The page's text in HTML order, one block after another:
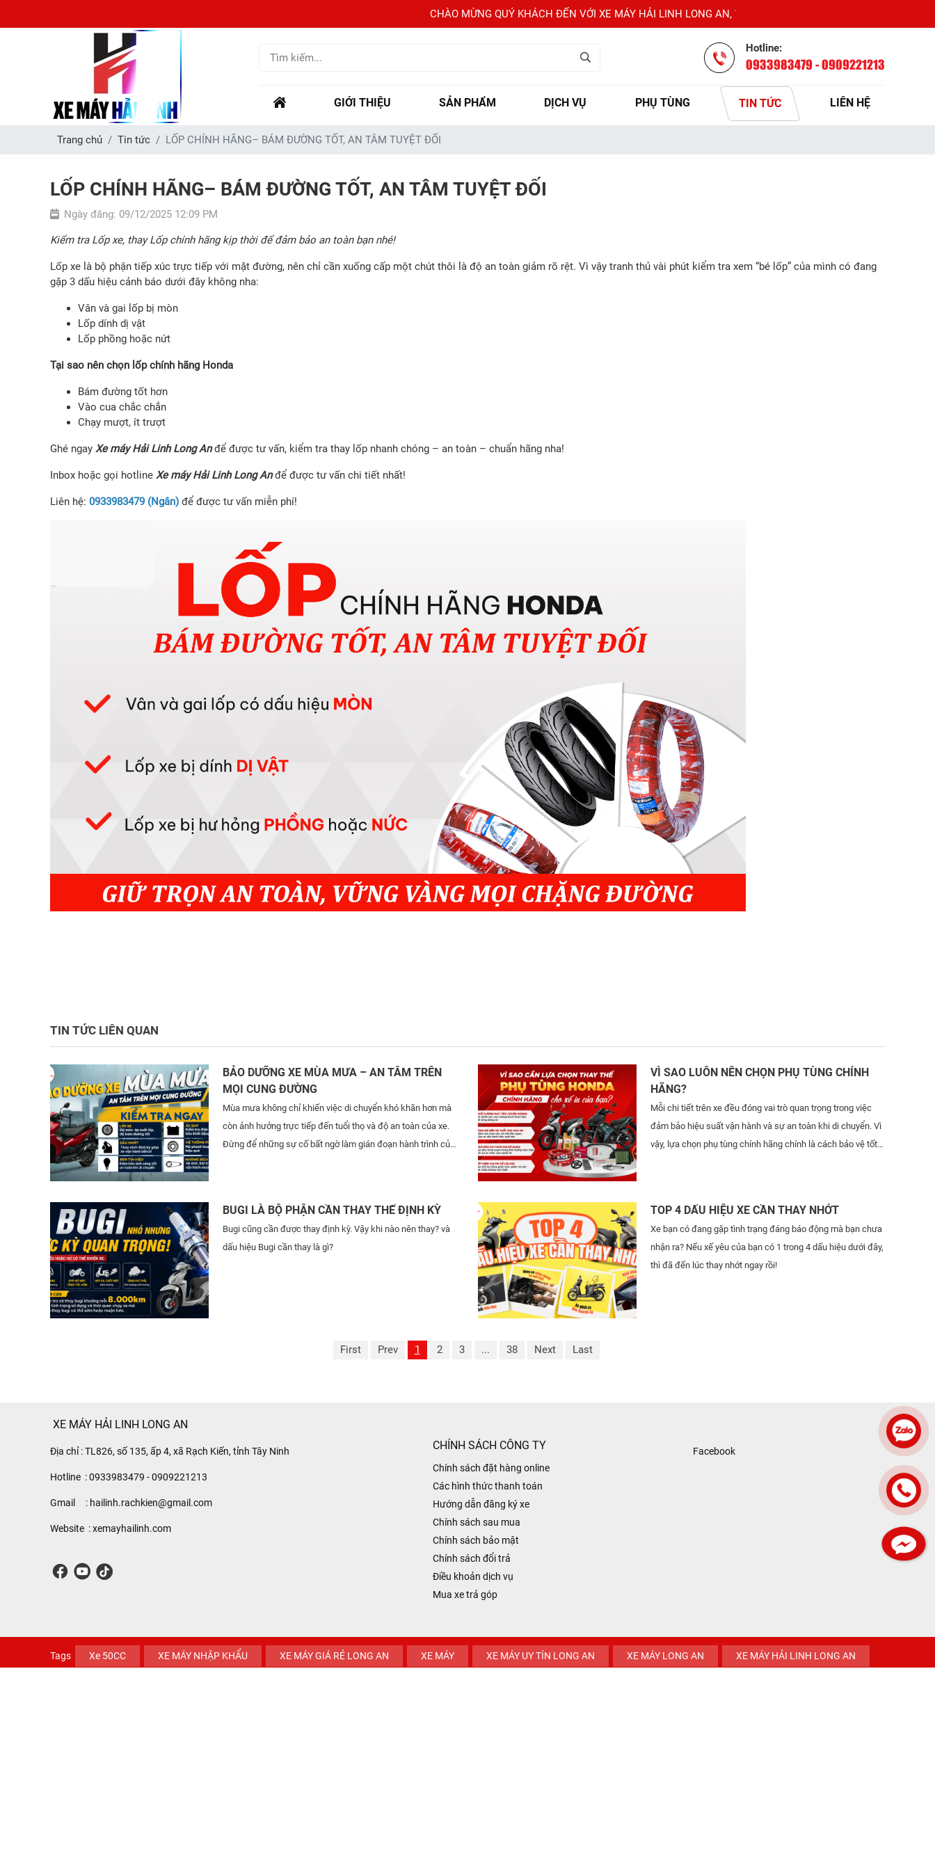
CHÀO MỪNG QUÝ KHÁCH ĐẾN VỚI XE MÁY HẢI LINH LONG AN, VỚI TIÊU CHÍ ĐẶT UY TÍN VÀ CHẤT LƯỢNG
Hotline:
0933983479 - 0909221213
GIỚI THIỆU SẢN PHẨM DỊCH VỤ PHỤ TÙNG TIN TỨC LIÊN HỆ
Trang chủ Tin tức LỐP CHÍNH HÃNG– BÁM ĐƯỜNG TỐT, AN TÂM TUYỆT ĐỐI
LỐP CHÍNH HÃNG– BÁM ĐƯỜNG TỐT, AN TÂM TUYỆT ĐỐI
Ngày đăng: 09/12/2025 12:09 PM
Kiểm tra Lốp xe, thay Lốp chính hãng kịp thời để đảm bảo an toàn bạn nhé!
Lốp xe là bộ phận tiếp xúc trực tiếp với mặt đường, nên chỉ cần xuống cấp một chút thôi là độ an toàn giảm rõ rệt. Vì vậy tranh thủ vài phút kiểm tra xem “bé lốp” của mình có đang
gặp 3 dấu hiệu cảnh báo dưới đây không nha:
Vân và gai lốp bị mòn
Lốp dính dị vật
Lốp phồng hoặc nứt
Tại sao nên chọn lốp chính hãng Honda
Bám đường tốt hơn
Vào cua chắc chắn
Chạy mượt, ít trượt
Ghé ngay Xe máy Hải Linh Long Anđể được tư vấn, kiểm tra thay lốp nhanh chóng – an toàn – chuẩn hãng nha!
Inbox hoặc gọi hotline Xe máy Hải Linh Long Anđể được tư vấn chi tiết nhất!
Liên hệ: 0933983479 (Ngân) để được tư vấn miễn phí!
TIN TỨC LIÊN QUAN
BẢO DƯỠNG XE MÙA MƯA – AN TÂM TRÊN
MỌI CUNG ĐƯỜNG
Mùa mưa không chỉ khiến việc di chuyển khó khăn hơn mà
còn ảnh hưởng trực tiếp đến tuổi thọ và độ an toàn của xe.
Đừng để những sự cố bất ngờ làm gián đoạn hành trình của
VÌ SAO LUÔN NÊN CHỌN PHỤ TÙNG CHÍNH
HÃNG?
Mỗi chi tiết trên xe đều đóng vai trò quan trọng trong việc
đảm bảo hiệu suất vận hành và sự an toàn khi di chuyển. Vì
vậy, lựa chọn phụ tùng chính hãng chính là cách bảo vệ tốt
BUGI LÀ BỘ PHẬN CẦN THAY THẾ ĐỊNH KỲ
Bugi cũng cần được thay định kỳ. Vậy khi nào nên thay? và
dấu hiệu Bugi cần thay là gì?
TOP 4 DẤU HIỆU XE CẦN THAY NHỚT
Xe bạn có đang gặp tình trạng đáng báo động mà bạn chưa
nhận ra? Nếu xế yêu của bạn có 1 trong 4 dấu hiệu dưới đây,
thì đã đến lúc thay nhớt ngay rồi!
First Prev 1 2 3 ... 38 Next Last
XE MÁY HẢI LINH LONG AN
Địa chỉ : TL826, số 135, ấp 4, xã Rạch Kiến, tỉnh Tây Ninh
Hotline : 0933983479 - 0909221213
Gmail : hailinh.rachkien@gmail.com
Website : xemayhailinh.com
CHÍNH SÁCH CÔNG TY
Chính sách đặt hàng online
Các hình thức thanh toán
Hướng dẫn đăng ký xe
Chính sách sau mua
Chính sách bảo mật
Chính sách đổi trả
Điều khoản dịch vụ
Mua xe trả góp
Facebook
Tags Xe 50CC XE MÁY NHẬP KHẨU XE MÁY GIÁ RẺ LONG AN XE MÁY XE MÁY UY TÍN LONG AN XE MÁY LONG AN XE MÁY HẢI LINH LONG AN